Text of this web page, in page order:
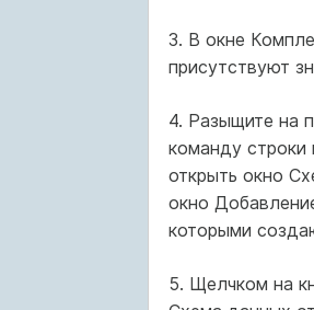
3. В окне
присутствуют
4. Разыщите на
команду
открыть окно
окно
которыми
5. Щелчком на